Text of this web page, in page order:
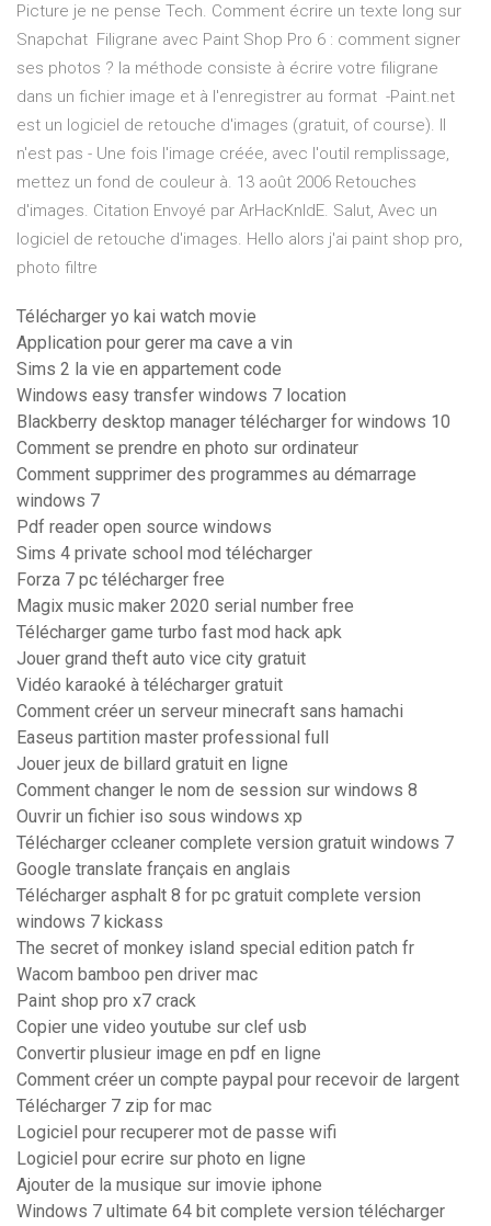
Picture je ne pense Tech. Comment écrire un texte long sur
Snapchat Filigrane avec Paint Shop Pro 6 : comment signer
ses photos ? la méthode consiste à écrire votre filigrane
dans un fichier image et à l'enregistrer au format -Paint.net
est un logiciel de retouche d'images (gratuit, of course). Il
n'est pas - Une fois l'image créée, avec l'outil remplissage,
mettez un fond de couleur à. 13 août 2006 Retouches
d'images. Citation Envoyé par ArHacKnIdE. Salut, Avec un
logiciel de retouche d'images. Hello alors j'ai paint shop pro,
photo filtre
Télécharger yo kai watch movie
Application pour gerer ma cave a vin
Sims 2 la vie en appartement code
Windows easy transfer windows 7 location
Blackberry desktop manager télécharger for windows 10
Comment se prendre en photo sur ordinateur
Comment supprimer des programmes au démarrage
windows 7
Pdf reader open source windows
Sims 4 private school mod télécharger
Forza 7 pc télécharger free
Magix music maker 2020 serial number free
Télécharger game turbo fast mod hack apk
Jouer grand theft auto vice city gratuit
Vidéo karaoké à télécharger gratuit
Comment créer un serveur minecraft sans hamachi
Easeus partition master professional full
Jouer jeux de billard gratuit en ligne
Comment changer le nom de session sur windows 8
Ouvrir un fichier iso sous windows xp
Télécharger ccleaner complete version gratuit windows 7
Google translate français en anglais
Télécharger asphalt 8 for pc gratuit complete version
windows 7 kickass
The secret of monkey island special edition patch fr
Wacom bamboo pen driver mac
Paint shop pro x7 crack
Copier une video youtube sur clef usb
Convertir plusieur image en pdf en ligne
Comment créer un compte paypal pour recevoir de largent
Télécharger 7 zip for mac
Logiciel pour recuperer mot de passe wifi
Logiciel pour ecrire sur photo en ligne
Ajouter de la musique sur imovie iphone
Windows 7 ultimate 64 bit complete version télécharger